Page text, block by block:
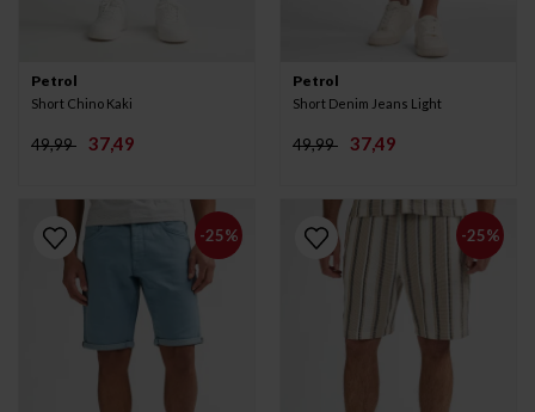
Petrol
Short Chino Kaki
49,99 37,49
Petrol
Short Denim Jeans Light
49,99 37,49
-25% -25%